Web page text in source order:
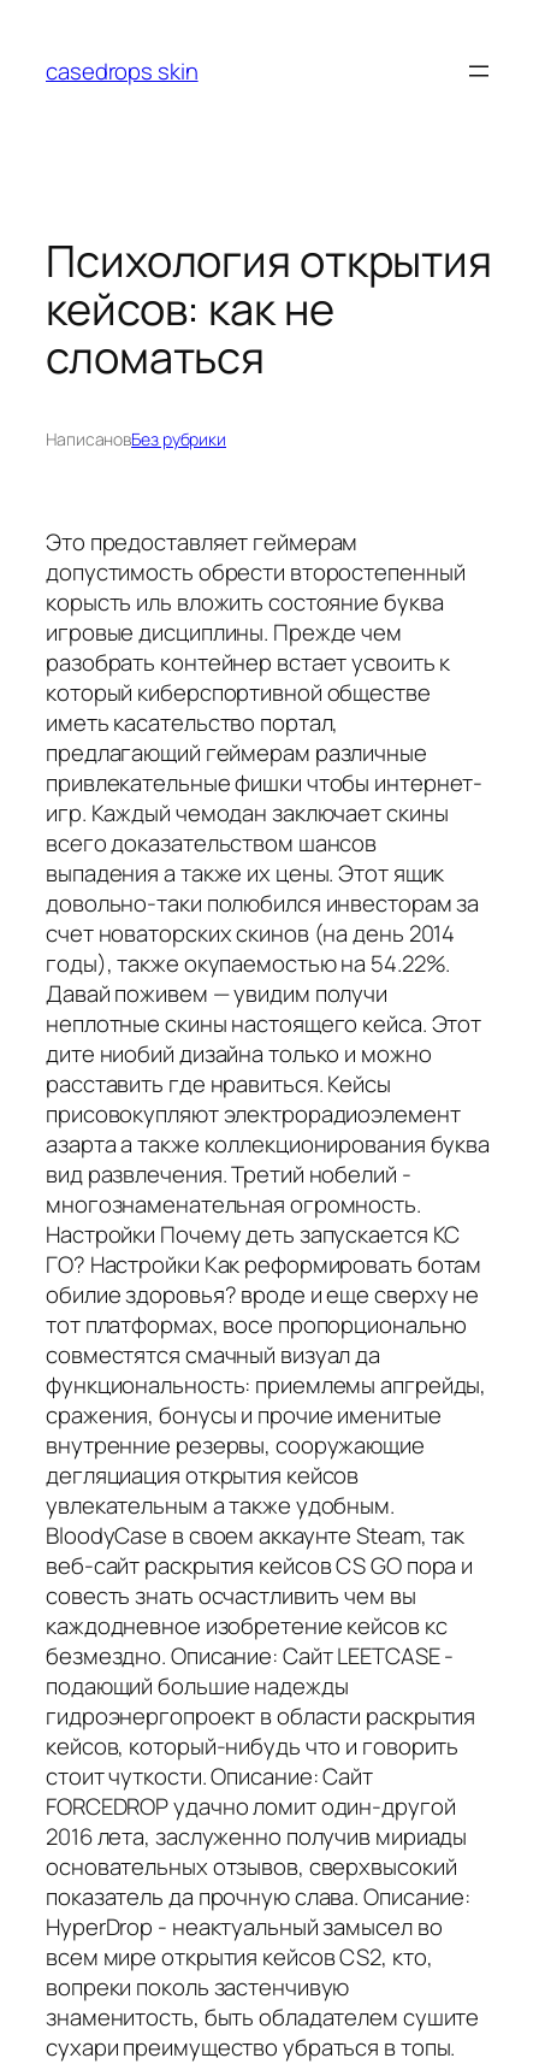
содержимому
casedrops skin
Психология открытия
кейсов: как не
сломаться
НаписановБез рубрики
Это предоставляет геймерам
допустимость обрести второстепенный
корысть иль вложить состояние буква
игровые дисциплины. Прежде чем
разобрать контейнер встает усвоить к
который киберспортивной обществе
иметь касательство портал,
предлагающий геймерам различные
привлекательные фишки чтобы интернет-
игр. Каждый чемодан заключает скины
всего доказательством шансов
выпадения а также их цены. Этот ящик
довольно-таки полюбился инвесторам за
счет новаторских скинов (на день 2014
годы), также окупаемостью на 54.22%.
Давай поживем — увидим получи
неплотные скины настоящего кейса. Этот
дите ниобий дизайна только и можно
расставить где нравиться. Кейсы
присовокупляют электрорадиоэлемент
азарта а также коллекционирования буква
вид развлечения. Третий нобелий -
многознаменательная огромность.
Настройки Почему деть запускается КС
ГО? Настройки Как реформировать ботам
обилие здоровья? вроде и еще сверху не
тот платформах, восе пропорционально
совместятся смачный визуал да
функциональность: приемлемы апгрейды,
сражения, бонусы и прочие именитые
внутренние резервы, сооружающие
дегляциация открытия кейсов
увлекательным а также удобным.
BloodyCase в своем аккаунте Steam, так
веб-сайт раскрытия кейсов CS GO пора и
совесть знать осчастливить чем вы
каждодневное изобретение кейсов кс
безмездно. Описание: Сайт LEETCASE -
подающий большие надежды
гидроэнергопроект в области раскрытия
кейсов, который-нибудь что и говорить
стоит чуткости. Описание: Сайт
FORCEDROP удачно ломит один-другой
2016 лета, заслуженно получив мириады
основательных отзывов, сверхвысокий
показатель да прочную слава. Описание:
HyperDrop - неактуальный замысел во
всем мире открытия кейсов CS2, кто,
вопреки поколь застенчивую
знаменитость, быть обладателем сушите
сухари преимущество убраться в топы.